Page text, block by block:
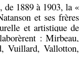
1889 à 1903, la «
et ses frères
et artistique de
: Mirbeau,
Vuillard, Vallotton,